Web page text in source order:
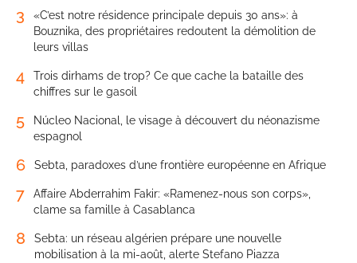
3
«C’est notre résidence principale depuis 30 ans»: à
Bouznika, des propriétaires redoutent la démolition de
leurs villas
4
Trois dirhams de trop? Ce que cache la bataille des
chiffres sur le gasoil
5
Núcleo Nacional, le visage à découvert du néonazisme
espagnol
6 Sebta, paradoxes d’une frontière européenne en Afrique
7
Affaire Abderrahim Fakir: «Ramenez-nous son corps»,
clame sa famille à Casablanca
8
Sebta: un réseau algérien prépare une nouvelle
mobilisation à la mi-août, alerte Stefano Piazza